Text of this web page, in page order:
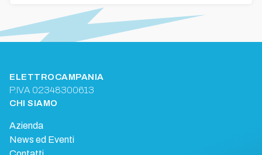
ELETTROCAMPANIA
P.IVA 02348300613
CHI SIAMO
Azienda
News ed Eventi